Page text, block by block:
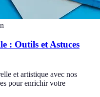
: Outils et Astuces
et artistique avec nos
pour enrichir votre